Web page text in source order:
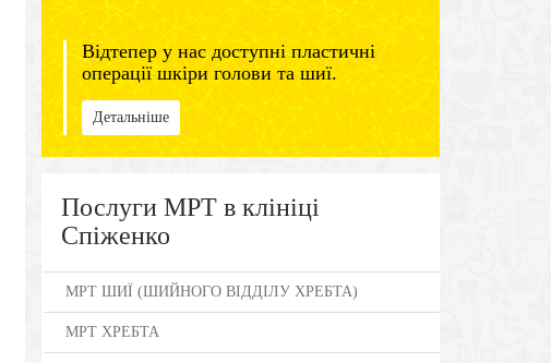
Відтепер у нас доступні пластичні
операції шкіри голови та шиї.
Детальніше
Послуги МРТ в клініці
Спіженко
МРТ ШИЇ (ШИЙНОГО ВІДДІЛУ ХРЕБТА)
МРТ ХРЕБТА